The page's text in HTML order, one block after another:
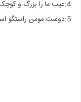
4:عیب ما را بزرگ و کوچک نمی کند
5:دوست مومن راستگو است.